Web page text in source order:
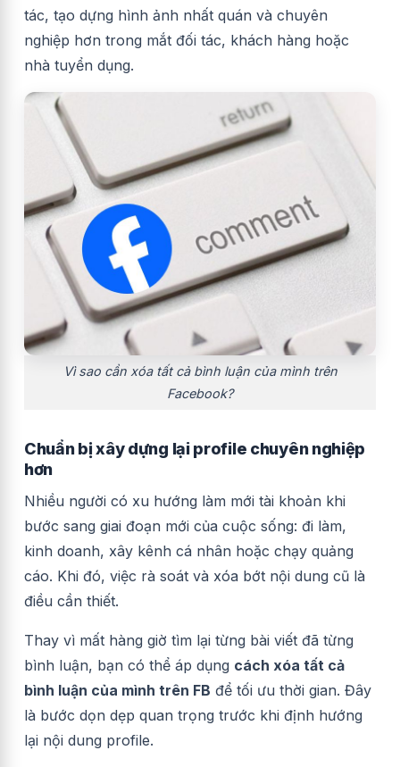
tác, tạo dựng hình ảnh nhất quán và chuyên
nghiệp hơn trong mắt đối tác, khách hàng hoặc
nhà tuyển dụng.
Vì sao cần xóa tất cả bình luận của mình trên
Facebook?
Chuẩn bị xây dựng lại profile chuyên nghiệp
hơn
Nhiều người có xu hướng làm mới tài khoản khi
bước sang giai đoạn mới của cuộc sống: đi làm,
kinh doanh, xây kênh cá nhân hoặc chạy quảng
cáo. Khi đó, việc rà soát và xóa bớt nội dung cũ là
điều cần thiết.
Thay vì mất hàng giờ tìm lại từng bài viết đã từng
bình luận, bạn có thể áp dụng cách xóa tất cả
bình luận của mình trên FB để tối ưu thời gian. Đây
là bước dọn dẹp quan trọng trước khi định hướng
lại nội dung profile.